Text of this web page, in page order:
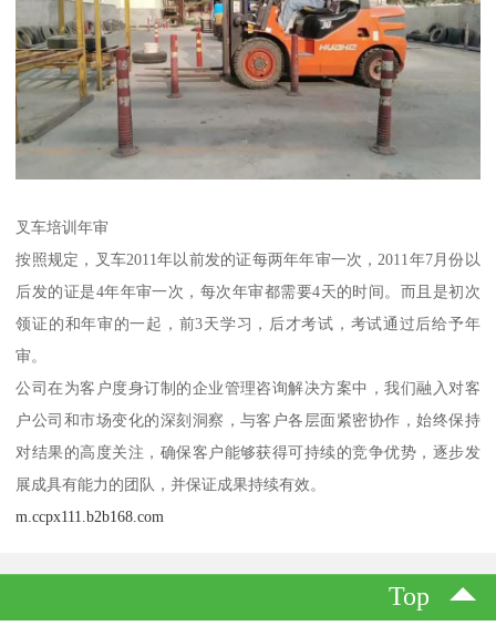
叉车培训年审
按照规定，叉车2011年以前发的证每两年年审一次，2011年7月份以
后发的证是4年年审一次，每次年审都需要4天的时间。而且是初次
领证的和年审的一起，前3天学习，后才考试，考试通过后给予年
审。
公司在为客户度身订制的企业管理咨询解决方案中，我们融入对客
户公司和市场变化的深刻洞察，与客户各层面紧密协作，始终保持
对结果的高度关注，确保客户能够获得可持续的竞争优势，逐步发
展成具有能力的团队，并保证成果持续有效。
m.ccpx111.b2b168.com
Top